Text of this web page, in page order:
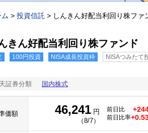
ム > 投資信託 > しんきん好配当利回り株ファ
きん好配当利回り株ファンド
100円投資 NISA成長投資枠 NISAつみたて
証券分類 国内株式
価額 46,241 円
（8/7）
前日比
前日比率